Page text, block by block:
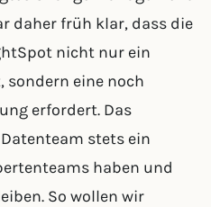
daher früh klar, dass die
nicht nur ein
sondern eine noch
erfordert. Das
stets ein
haben und
So wollen wir